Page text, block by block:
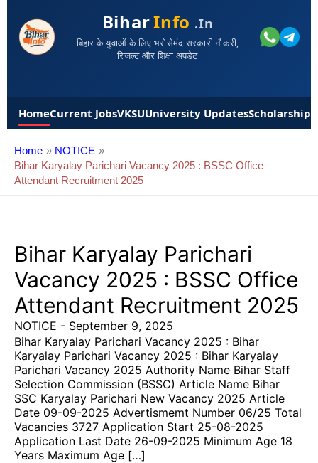
BiharInfo .in
बिहार के युवाओं के लिए भरोसेमंद सरकारी नौकरी,
रिजल्ट और शिक्षा अपडेट
HomeCurrent JobsVKSUUniversity UpdatesScholarships
Home
NOTICE
Bihar Karyalay Parichari Vacancy 2025 : BSSC Office
Attendant Recruitment 2025
Bihar Karyalay Parichari
Vacancy 2025 : BSSC Office
Attendant Recruitment 2025
NOTICE - September 9, 2025
Bihar Karyalay Parichari Vacancy 2025 : Bihar
Karyalay Parichari Vacancy 2025 : Bihar Karyalay
Parichari Vacancy 2025 Authority Name Bihar Staff
Selection Commission (BSSC) Article Name Bihar
SSC Karyalay Parichari New Vacancy 2025 Article
Date 09-09-2025 Advertismemt Number 06/25 Total
Vacancies 3727 Application Start 25-08-2025
Application Last Date 26-09-2025 Minimum Age 18
Years Maximum Age […]